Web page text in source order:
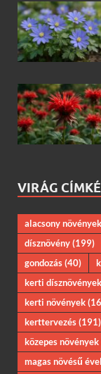
VIRÁG
alacsony növények
dísznövény(199)
gondozás(40)
kerti dísznövények
kerti növények
kerttervezés(191)
közepes növények
magas növésű